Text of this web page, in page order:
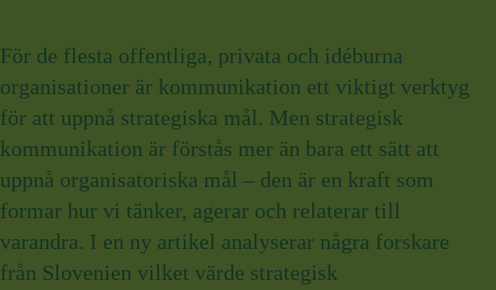
För de flesta offentliga, privata och idéburna
organisationer är kommunikation ett viktigt verktyg
för att uppnå strategiska mål. Men strategisk
kommunikation är förstås mer än bara ett sätt att
uppnå organisatoriska mål – den är en kraft som
formar hur vi tänker, agerar och relaterar till
varandra. I en ny artikel analyserar några forskare
från Slovenien vilket värde strategisk